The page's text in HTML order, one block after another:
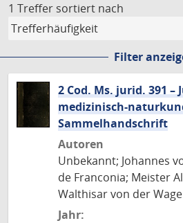
1 Treffer sortiert nach
Filter
2 Cod. Ms. jurid. 391 –
medizinisch-
Sammelhandschrift
Autoren
Unbekannt; Johannes
de Franconia; Meister
Walthisar von der Wage
Jahr: